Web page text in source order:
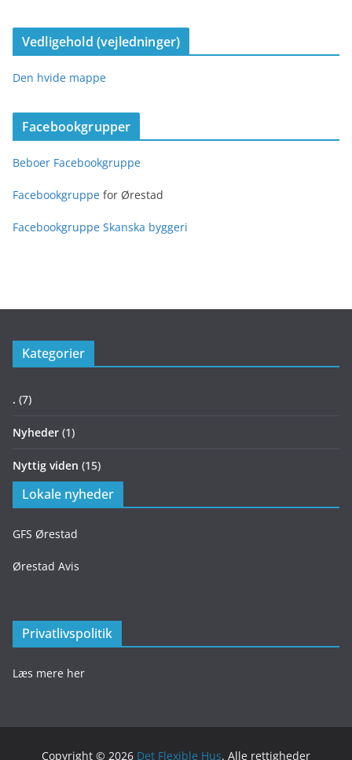
Vedligehold (vejledninger)
Den hvide mappe
Facebookgrupper
Beboer Facebookgruppe
Facebookgruppe for Ørestad
Facebookgruppe Skanska byggeri
Kategorier
. (7)
Nyheder (1)
Nyttig viden (15)
Lokale nyheder
GFS Ørestad
Ørestad Avis
Privatlivspolitik
Læs mere her
Copyright © 2026 Det Flexible Hus. Alle rettigheder